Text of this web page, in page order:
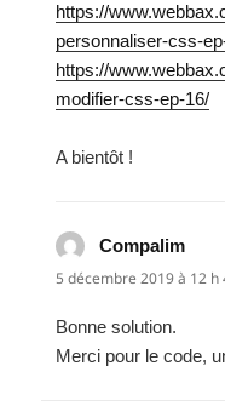
https://
personnaliser-css-
https://
modifier-css-ep-16/
A bientôt !
Compalim
5 décembre 2019 à 12 h
Bonne solution.
Merci pour le code,